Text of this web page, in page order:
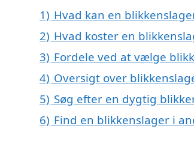
1) Hvad kan en
2) Hvad koster en
3) Fordele ved at vælge
4) Oversigt over
5) Søg efter en dygtig
6) Find en blikkenslager i